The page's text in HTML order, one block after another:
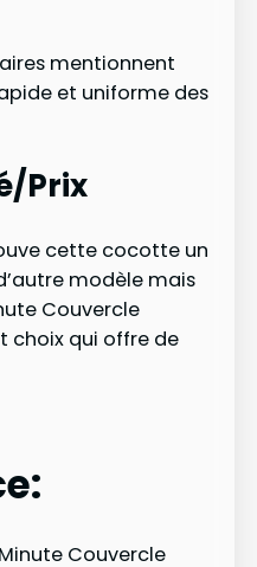
mentionnent
et uniforme des
Prix
cette cocotte un
modèle mais
Couvercle
choix qui offre de
Couvercle